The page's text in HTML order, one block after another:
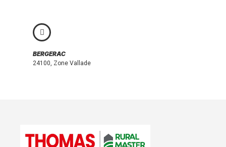
BERGERAC
24100, Zone Vallade